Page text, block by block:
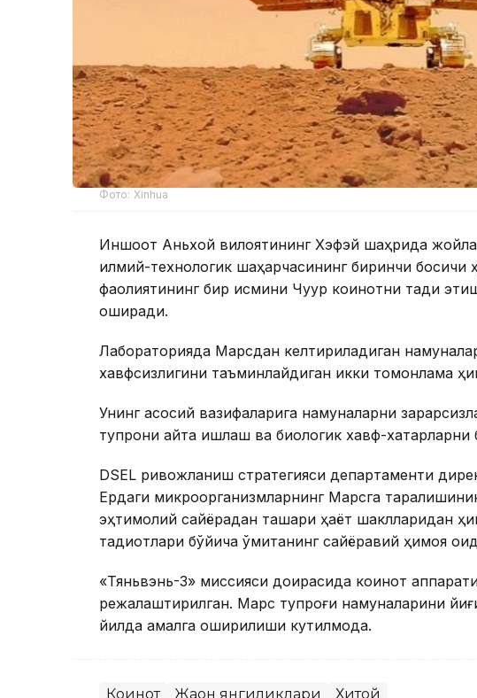
Фото: Xinhua
Иншоот Аньхой вилоятининг Хэфэй шаҳрида
илмий-технологик шаҳарчасининг биринчи
фаолиятининг бир қисмини Чуқур коинотни тадқиқ
оширади.
Лабораторияда Марсдан келтириладиган
хавфсизлигини таъминлайдиган икки томонлама
Унинг асосий вазифаларига намуналарни
тупроқни қайта ишлаш ва биологик хавф-
DSEL ривожланиш стратегияси департаменти
Ердаги микроорганизмларнинг Марсга
эҳтимолий сайёрадан ташқари ҳаёт шаклларидан
тадқиқотлари бўйича қўмитанинг сайёравий ҳимоя
«Тяньвэнь-3» миссияси доирасида коинот
режалаштирилган. Марс тупроғи намуналарини
йилда амалга оширилиши кутилмоқда.
Коинот Жаҳон янгиликлари Хитой